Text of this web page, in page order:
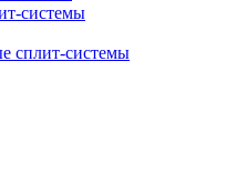
системы
сплит-системы